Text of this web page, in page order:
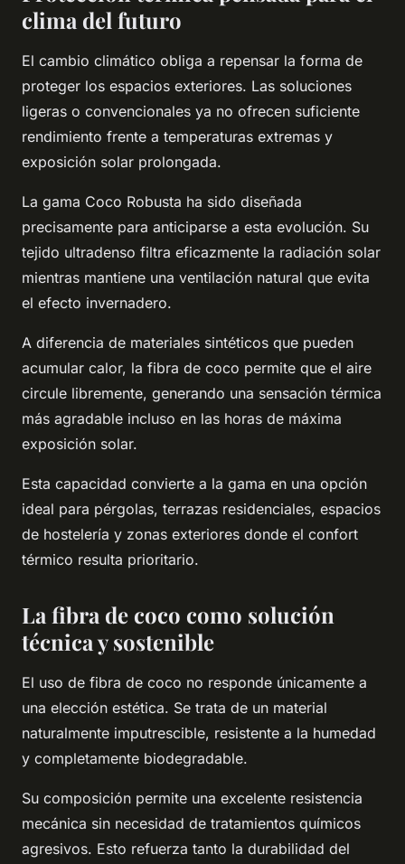
clima del futuro
El cambio climático obliga a repensar la forma de
proteger los espacios exteriores. Las soluciones
ligeras o convencionales ya no ofrecen suficiente
rendimiento frente a temperaturas extremas y
exposición solar prolongada.
La gama Coco Robusta ha sido diseñada
precisamente para anticiparse a esta evolución. Su
tejido ultradenso filtra eficazmente la radiación solar
mientras mantiene una ventilación natural que evita
el efecto invernadero.
A diferencia de materiales sintéticos que pueden
acumular calor, la fibra de coco permite que el aire
circule libremente, generando una sensación térmica
más agradable incluso en las horas de máxima
exposición solar.
Esta capacidad convierte a la gama en una opción
ideal para pérgolas, terrazas residenciales, espacios
de hostelería y zonas exteriores donde el confort
térmico resulta prioritario.
La fibra de coco como solución
técnica y sostenible
El uso de fibra de coco no responde únicamente a
una elección estética. Se trata de un material
naturalmente imputrescible, resistente a la humedad
y completamente biodegradable.
Su composición permite una excelente resistencia
mecánica sin necesidad de tratamientos químicos
agresivos. Esto refuerza tanto la durabilidad del